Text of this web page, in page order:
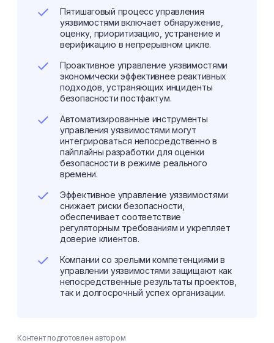
Пятишаговый процесс управления
уязвимостями включает обнаружение,
оценку, приоритизацию, устранение и
верификацию в непрерывном цикле.
Проактивное управление уязвимостями
экономически эффективнее реактивных
подходов, устраняющих инциденты
безопасности постфактум.
Автоматизированные инструменты
управления уязвимостями могут
интегрироваться непосредственно в
пайплайны разработки для оценки
безопасности в режиме реального
времени.
Эффективное управление уязвимостями
снижает риски безопасности,
обеспечивает соответствие
регуляторным требованиям и укрепляет
доверие клиентов.
Компании со зрелыми компетенциями в
управлении уязвимостями защищают как
непосредственные результаты проектов,
так и долгосрочный успех организации.
Контент подготовлен автором